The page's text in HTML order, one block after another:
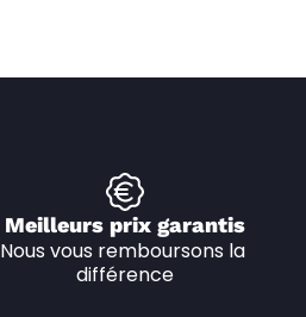
Meilleurs prix garantis
Nous vous remboursons la
différence